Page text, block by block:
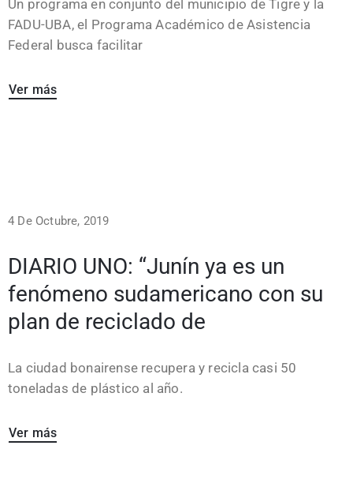
Un programa en conjunto del municipio de Tigre y la
FADU-UBA, el Programa Académico de Asistencia
Federal busca facilitar
Ver más
4 De Octubre, 2019
DIARIO UNO: “Junín ya es un
fenómeno sudamericano con su
plan de reciclado de
La ciudad bonairense recupera y recicla casi 50
toneladas de plástico al año.
Ver más